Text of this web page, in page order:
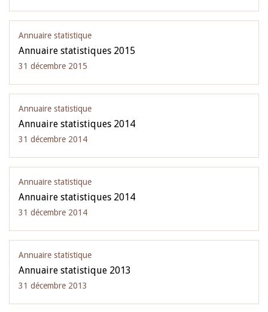
Annuaire statistique
Annuaire statistiques 2015
31 décembre 2015
Annuaire statistique
Annuaire statistiques 2014
31 décembre 2014
Annuaire statistique
Annuaire statistiques 2014
31 décembre 2014
Annuaire statistique
Annuaire statistique 2013
31 décembre 2013